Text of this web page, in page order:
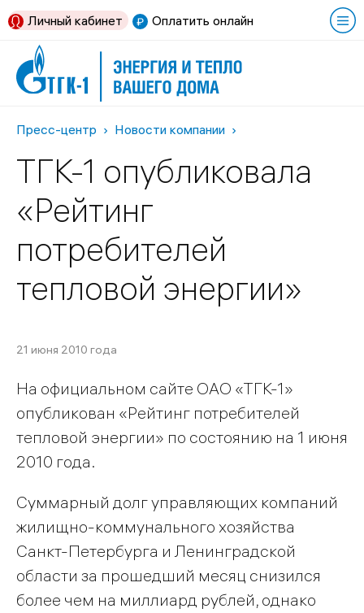
Оплатить онлайн
Личный кабинет
Пресс-центр Новости компании
ТГК-1 опубликовала
«Рейтинг
потребителей
тепловой энергии»
21 июня 2010 года
На официальном сайте ОАО «ТГК-1»
опубликован «Рейтинг потребителей
тепловой энергии» по состоянию на 1 июня
2010 года.
Суммарный долг управляющих компаний
жилищно-коммунального хозяйства
Санкт-Петербурга и Ленинградской
области за прошедший месяц снизился
более чем на миллиард рублей, однако